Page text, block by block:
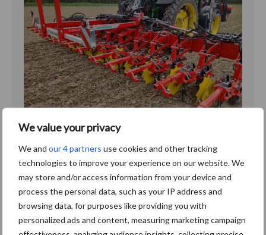
We value your privacy
We and our 4 partners use cookies and other tracking
technologies to improve your experience on our website. We
may store and/or access information from your device and
process the personal data, such as your IP address and
browsing data, for purposes like providing you with
personalized ads and content, measuring marketing campaign
Pöttinger in Nederland
Nederland was één van de laatste landen waar Pöttinger
nog met een importeur werkte. Sinds…
Luister hier